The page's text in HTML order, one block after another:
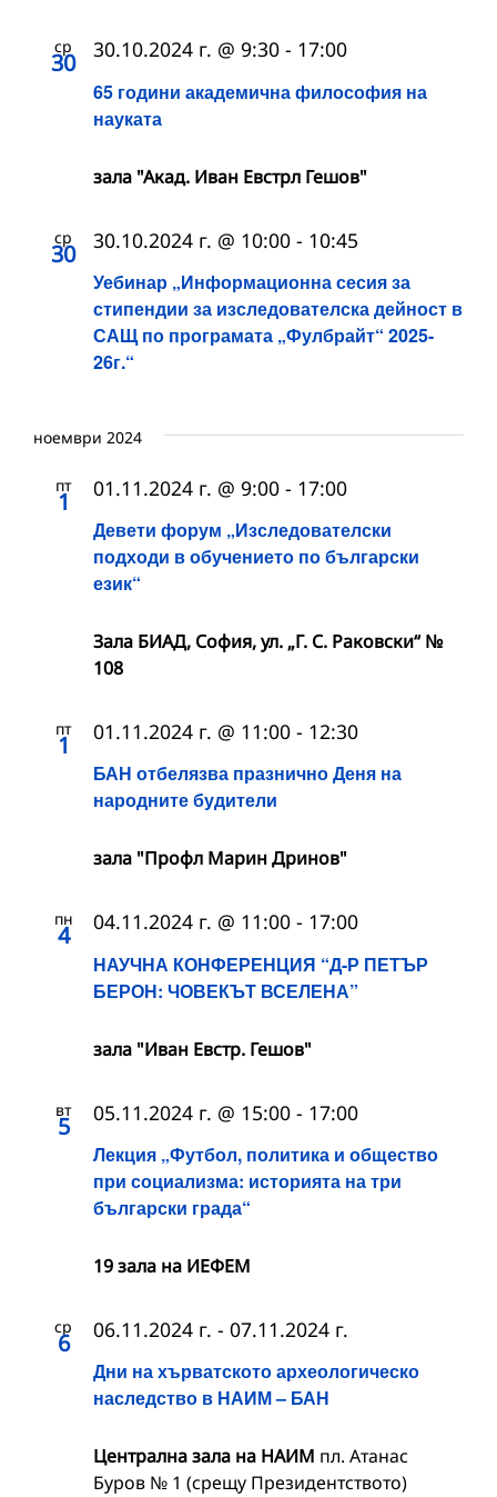
ср
30
65 години академична философия на
науката
30.10.2024 г. @ 9:30 - 17:00
зала "Акад. Иван Евстрл Гешов"
ср
30
Уебинар „Информационна сесия за
стипендии за изследователска дейност в
САЩ по програмата „Фулбрайт“ 2025-
26г.“
30.10.2024 г. @ 10:00 - 10:45
ноември 2024
пт
1
Девети форум „Изследователски
подходи в обучението по български
език“
01.11.2024 г. @ 9:00 - 17:00
Зала БИАД, София, ул. „Г. С. Раковски“ №
108
пт
1
БАН отбелязва празнично Деня на
народните будители
01.11.2024 г. @ 11:00 - 12:30
зала "Профл Марин Дринов"
пн
4
НАУЧНА КОНФЕРЕНЦИЯ “Д-Р ПЕТЪР
БЕРОН: ЧОВЕКЪТ ВСЕЛЕНА”
04.11.2024 г. @ 11:00 - 17:00
зала "Иван Евстр. Гешов"
вт
5
Лекция „Футбол, политика и общество
при социализма: историята на три
български града“
05.11.2024 г. @ 15:00 - 17:00
19 зала на ИЕФЕМ
ср
6
Дни на хърватското археологическо
наследство в НАИМ – БАН
06.11.2024 г. - 07.11.2024 г.
Централна зала на НАИМ пл. Атанас
Буров № 1 (срещу Президентството)